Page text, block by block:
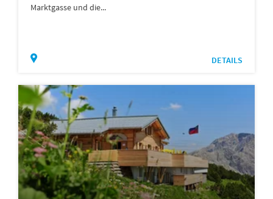
Marktgasse und die...
DETAILS